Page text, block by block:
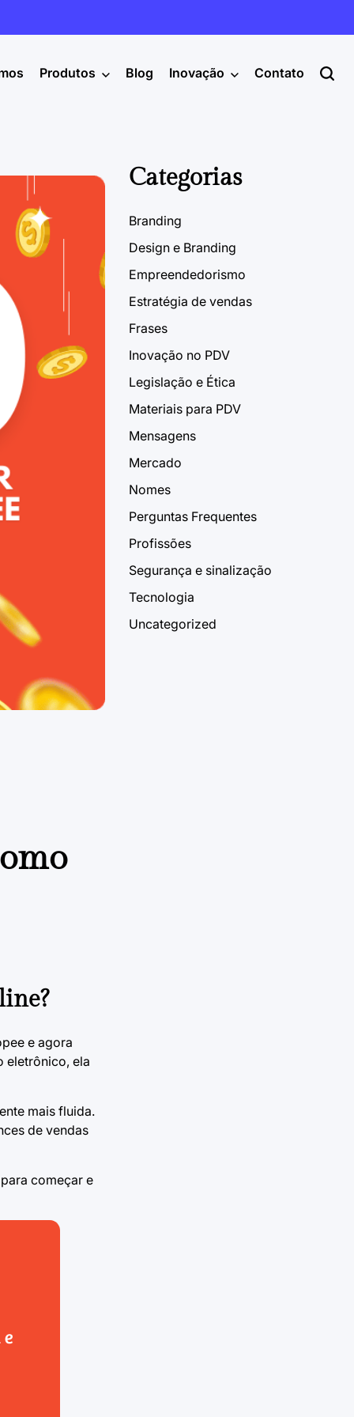
Produtos Blog Inovação Contato
e agora
eletrônico, ela
mais fluida.
de vendas
começar e
Categorias
Branding
Design e Branding
Empreendedorismo
Estratégia de vendas
Frases
Inovação no PDV
Legislação e Ética
Materiais para PDV
Mensagens
Mercado
Nomes
Perguntas Frequentes
Profissões
Segurança e sinalização
Tecnologia
Uncategorized